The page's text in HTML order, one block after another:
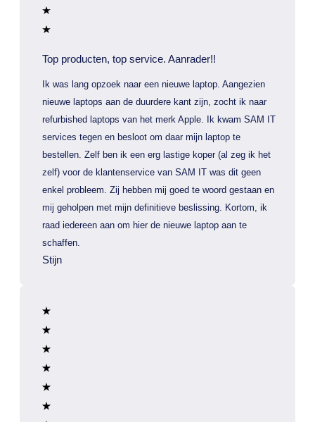
Top producten, top service. Aanrader!!
Ik was lang opzoek naar een nieuwe laptop. Aangezien
nieuwe laptops aan de duurdere kant zijn, zocht ik naar
refurbished laptops van het merk Apple. Ik kwam SAM IT
services tegen en besloot om daar mijn laptop te
bestellen. Zelf ben ik een erg lastige koper (al zeg ik het
zelf) voor de klantenservice van SAM IT was dit geen
enkel probleem. Zij hebben mij goed te woord gestaan en
mij geholpen met mijn definitieve beslissing. Kortom, ik
raad iedereen aan om hier de nieuwe laptop aan te
schaffen.
Stijn